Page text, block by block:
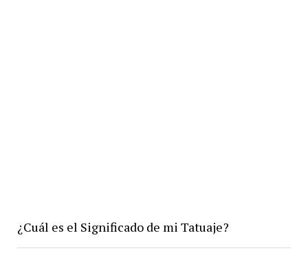
¿Cuál es el Significado de mi Tatuaje?